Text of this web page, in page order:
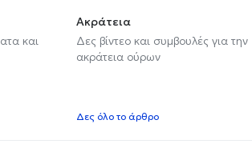
και
Ακράτεια
Δες βίντεο και συμβουλές για την
ακράτεια ούρων
Δες όλο το άρθρο